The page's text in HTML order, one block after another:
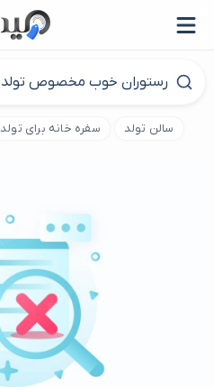
سالن تولد سفره خانه برای تولد